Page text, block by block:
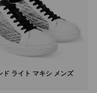
ド ライト マキシ メンズ